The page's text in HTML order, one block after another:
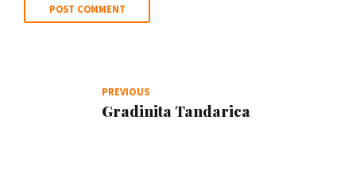
POST COMMENT
PREVIOUS
Gradinita Tandarica